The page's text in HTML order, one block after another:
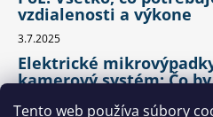
Tento web používa súbory
vzdialenosti a výkone
3.7.2025
Elektrické
kamerový systém: Čo
27.6.2025